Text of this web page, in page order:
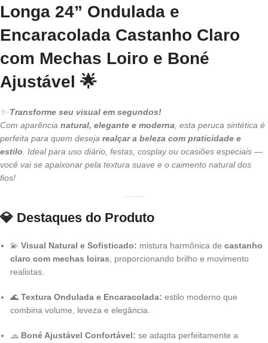
Longa 24” Ondulada e
Encaracolada Castanho Claro
com Mechas Loiro e Boné
Ajustável 🌟
✨ Transforme seu visual em segundos!
Com aparência natural, elegante e moderna, esta peruca sintética é
perfeita para quem deseja realçar a beleza com praticidade e
estilo. Ideal para uso diário, festas, cosplay ou ocasiões especiais —
você vai se apaixonar pela textura suave e o caimento natural dos
fios!
💎 Destaques do Produto
💫 Visual Natural e Sofisticado: mistura harmônica de castanho
claro com mechas loiras, proporcionando brilho e movimento
realistas.
🌊 Textura Ondulada e Encaracolada: estilo moderno que
combina volume, leveza e elegância.
🧢 Boné Ajustável Confortável: se adapta perfeitamente a